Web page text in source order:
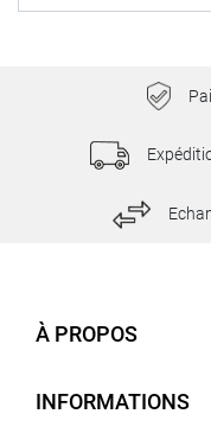
À PROPOS
INFORMATIONS